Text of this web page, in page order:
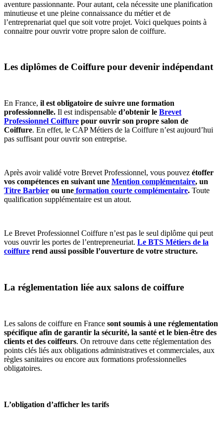
aventure passionnante. Pour autant, cela nécessite une planification
minutieuse et une pleine connaissance du métier et de
l’entreprenariat quel que soit votre projet. Voici quelques points à
connaitre pour ouvrir votre propre salon de coiffure.
Les diplômes de Coiffure pour devenir indépendant
En France, il est obligatoire de suivre une formation
professionnelle. Il est indispensable d’obtenir le Brevet
Professionnel Coiffure pour ouvrir son propre salon de
Coiffure. En effet, le CAP Métiers de la Coiffure n’est aujourd’hui
pas suffisant pour ouvrir son entreprise.
Après avoir validé votre Brevet Professionnel, vous pouvez étoffer
vos compétences en suivant une Mention complémentaire, un
Titre Barbier ou une formation courte complémentaire. Toute
qualification supplémentaire est un atout.
Le Brevet Professionnel Coiffure n’est pas le seul diplôme qui peut
vous ouvrir les portes de l’entrepreneuriat. Le BTS Métiers de la
coiffure rend aussi possible l’ouverture de votre structure.
La réglementation liée aux salons de coiffure
Les salons de coiffure en France sont soumis à une réglementation
spécifique afin de garantir la sécurité, la santé et le bien-être des
clients et des coiffeurs. On retrouve dans cette réglementation des
points clés liés aux obligations administratives et commerciales, aux
règles sanitaires ou encore aux formations professionnelles
obligatoires.
L’obligation d’afficher les tarifs